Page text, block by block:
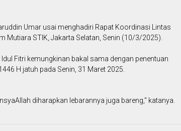
Umar usai menghadiri Rapat Koordinasi Lintas
Mutiara STIK, Jakarta Selatan, Senin (10/3/2025).
Fitri kemungkinan bakal sama dengan penentuan
H jatuh pada Senin, 31 Maret 2025.
diharapkan lebarannya juga bareng," katanya.